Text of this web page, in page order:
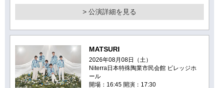
> 公演詳細を見る
MATSURI
2026年08月08日（土）
Niterra日本特殊陶業市民会館 ビレッジホ
ール
開場：16:45 開演：17:30